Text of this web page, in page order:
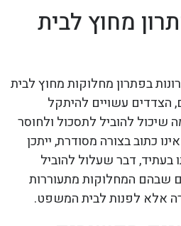
מחוץ לבית
בפתרון מחלוקות מחוץ לבית
עשויים להיתקל
להוביל לתסכול ולחוסר
כתוב בצורה מסודרת, ייתכן
בעתיד, דבר שעלול להוביל
שבהם המחלוקות מתעוררות
אלא לפנות לבית המשפט.